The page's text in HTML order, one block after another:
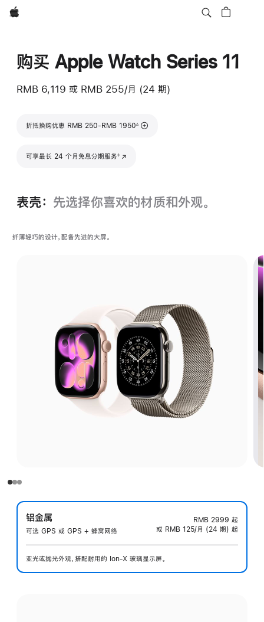
Apple
购买 Apple Watch Series 11
RMB 6,119 或 RMB 255/月 (24 期)
折抵换购优惠 RMB 250-RMB 1950
脚注
∆
可享最长 24 个月免息分期服务◊
(在新窗口中打开)
表壳： 先选择你喜欢的材质和外观。
纤薄轻巧的设计，配备先进的大屏。
铝金属
可选 GPS 或 GPS + 蜂窝网络
RMB 2999 起
或 RMB 125/月 (24 期) 起
亚光或抛光外观，搭配耐用的 Ion-X 玻璃显示屏。